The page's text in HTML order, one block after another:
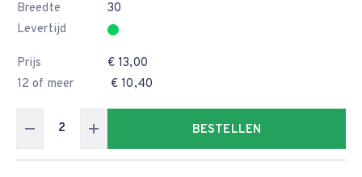
Breedte
30
Levertijd
Prijs
€ 13,00
12 of meer
€ 10,40
BESTELLEN